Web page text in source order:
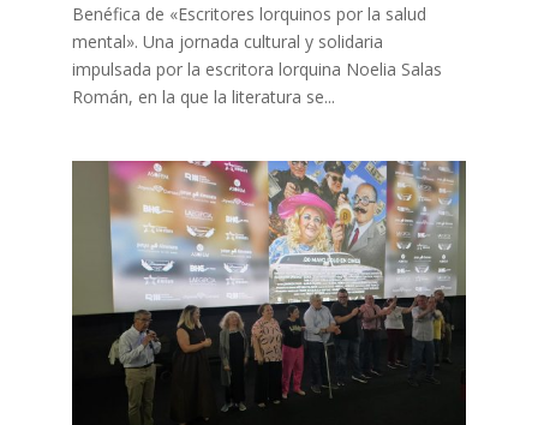
Benéfica de «Escritores lorquinos por la salud
mental». Una jornada cultural y solidaria
impulsada por la escritora lorquina Noelia Salas
Román, en la que la literatura se...